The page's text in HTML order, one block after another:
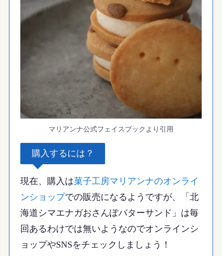
マリアンナ公式フェイスブックより引用
購入するには？
現在、購入は菓子工房マリアンナのオンライ
ンショップでの販売になるようですが、「北
海道シマエナガおさんぽバターサンド」は毎
回あるわけでは無いようなのでオンラインシ
ョップやSNSをチェックしましょう！